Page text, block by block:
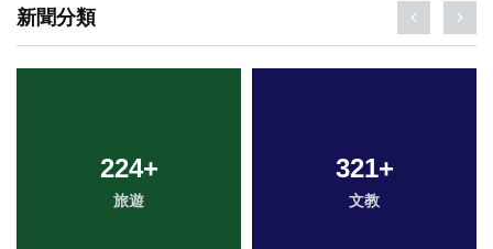
新聞分類
224+
旅遊
321+
文教